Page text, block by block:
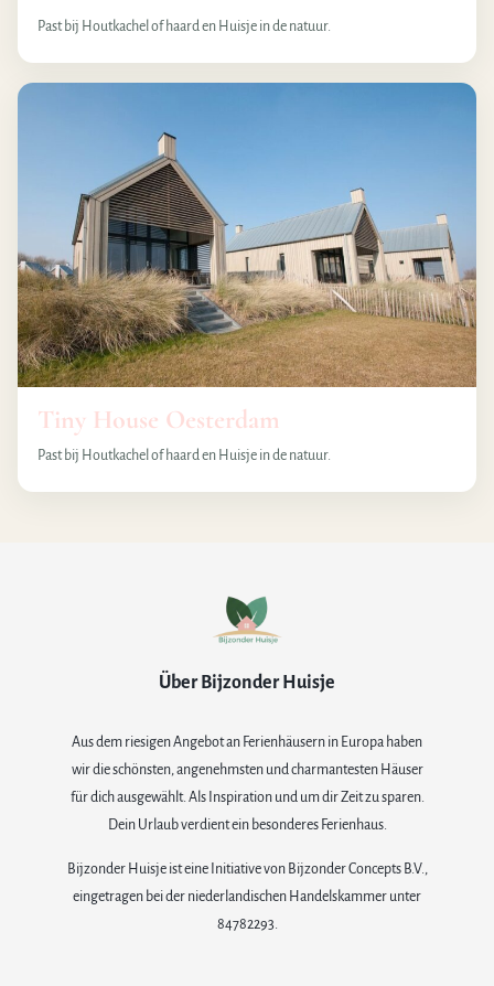
Past bij Houtkachel of haard en Huisje in de natuur.
Tiny House Oesterdam
Past bij Houtkachel of haard en Huisje in de natuur.
Über Bijzonder Huisje
Aus dem riesigen Angebot an Ferienhäusern in Europa haben
wir die schönsten, angenehmsten und charmantesten Häuser
für dich ausgewählt. Als Inspiration und um dir Zeit zu sparen.
Dein Urlaub verdient ein besonderes Ferienhaus.
Bijzonder Huisje ist eine Initiative von Bijzonder Concepts B.V.,
eingetragen bei der niederlandischen Handelskammer unter
84782293.